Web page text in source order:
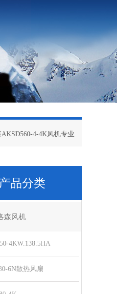
4-4K风机专业
产品分类
森风机
4KW.138.5HA
6N散热风扇